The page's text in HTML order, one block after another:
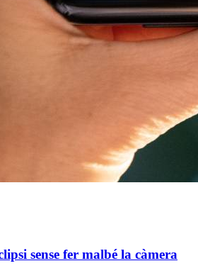
sense fer malbé la càmera